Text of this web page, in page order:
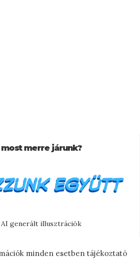
merre járunk?
AI generált illusztrációk
minden esetben tájékoztató